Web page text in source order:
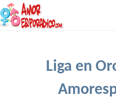
Liga en